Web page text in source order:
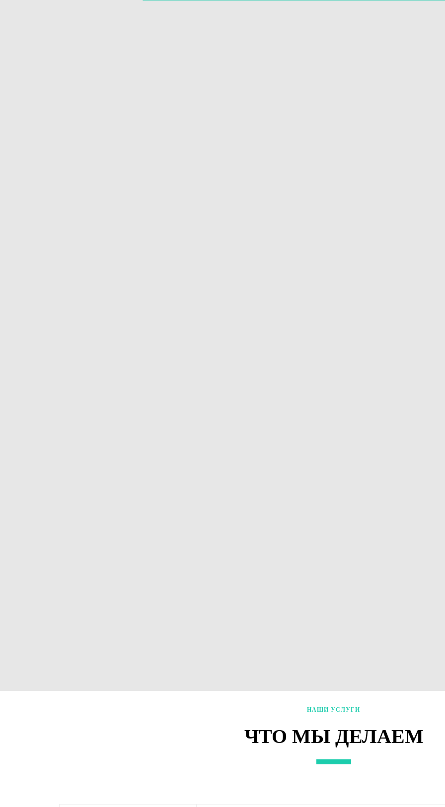
НАШИ УСЛУГИ
ЧТО МЫ ДЕЛАЕМ